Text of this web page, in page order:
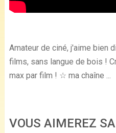
Amateur de ciné, j'aime bien
films, sans langue de bois !
max par film ! ☆ ma chaîne ...
VOUS AIMEREZ